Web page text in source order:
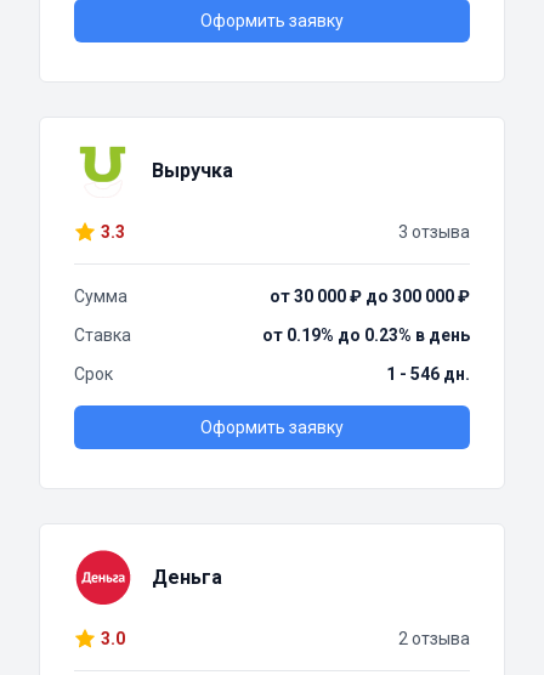
Оформить заявку
Выручка
3.3 3 отзыва
Сумма
от 30 000 ₽ до 300 000 ₽
Ставка
от 0.19% до 0.23% в день
Срок
1 - 546 дн.
Оформить заявку
Деньга
3.0 2 отзыва